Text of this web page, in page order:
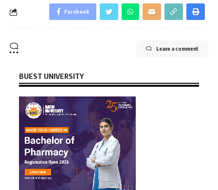
Facebook
Leave a comment
BUEST UNIVERSITY